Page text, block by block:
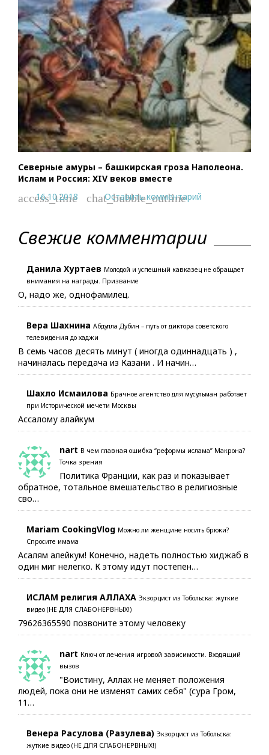
Северные амуры – башкирская гроза Наполеона.
Ислам и Россия: XIV веков вместе
access_time
16.10.2018 chat_bubble_outline
Оставить комментарий
Свежие комментарии
Данила Хуртаев Молодой и успешный кавказец не обращает
внимания на награды. Призвание
О, надо же, однофамилец.
Вера Шахнина Абдулла Дубин – путь от диктора советского
телевидения до хаджи
В семь часов десять минут ( иногда одиннадцать ) ,
начиналась передача из Казани . И начин…
Шахло Исмаилова Брачное агентство для мусульман работает
при Исторической мечети Москвы
Ассалому алайкум
nart В чем главная ошибка “реформы ислама” Макрона?
Точка зрения
Политика Франции, как раз и показывает
обратное, тотальное вмешательство в религиозные
сво…
Mariam CookingVlog Можно ли женщине носить брюки?
Спросите имама
Асалям алейкум! Конечно, надеть полностью хиджаб в
один миг нелегко. К этому идут постепен…
ИСЛАМ религия АЛЛАХА Экзорцист из Тобольска: жуткие
видео (НЕ ДЛЯ СЛАБОНЕРВНЫХ!)
79626365590 позвоните этому человеку
nart Ключ от лечения игровой зависимости. Входящий
вызов
"Воистину, Аллах не меняет положения
людей, пока они не изменят самих себя" (сура Гром,
11…
Венера Расулова (Разулева) Экзорцист из Тобольска:
жуткие видео (НЕ ДЛЯ СЛАБОНЕРВНЫХ!)